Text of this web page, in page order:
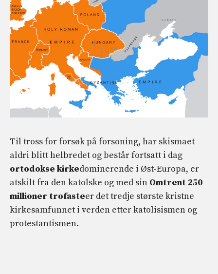
Til tross for forsøk på forsoning, har skismaet
aldri blitt helbredet og består fortsatt i dag
ortodokse kirkedominerende i Øst-Europa, er
atskilt fra den katolske og med sin Omtrent 250
millioner trofasteer det tredje største kristne
kirkesamfunnet i verden etter katolisismen og
protestantismen.